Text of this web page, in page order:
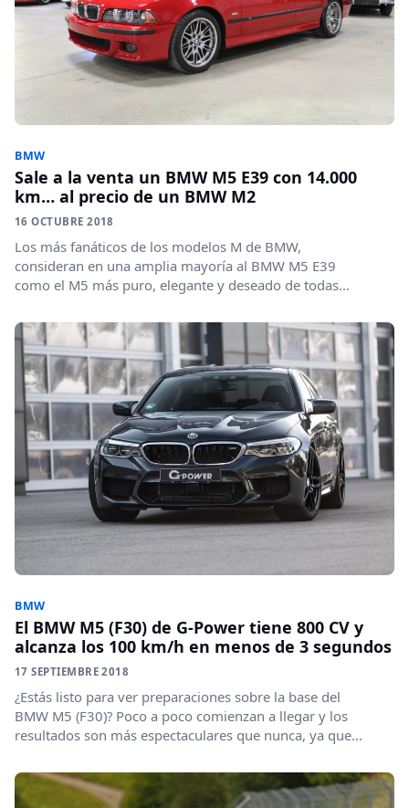
BMW
Sale a la venta un BMW M5 E39 con 14.000
km… al precio de un BMW M2
16 OCTUBRE 2018
Los más fanáticos de los modelos M de BMW,
consideran en una amplia mayoría al BMW M5 E39
como el M5 más puro, elegante y deseado de todas...
BMW
El BMW M5 (F30) de G-Power tiene 800 CV y
alcanza los 100 km/h en menos de 3 segundos
17 SEPTIEMBRE 2018
¿Estás listo para ver preparaciones sobre la base del
BMW M5 (F30)? Poco a poco comienzan a llegar y los
resultados son más espectaculares que nunca, ya que...